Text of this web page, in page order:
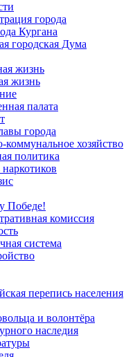
города
Кургана
городская Дума
жизнь
жизнь
палата
города
хозяйство
политика
наркотиков
Победе!
комиссия
система
перепись населения
и волонтёра
наследия